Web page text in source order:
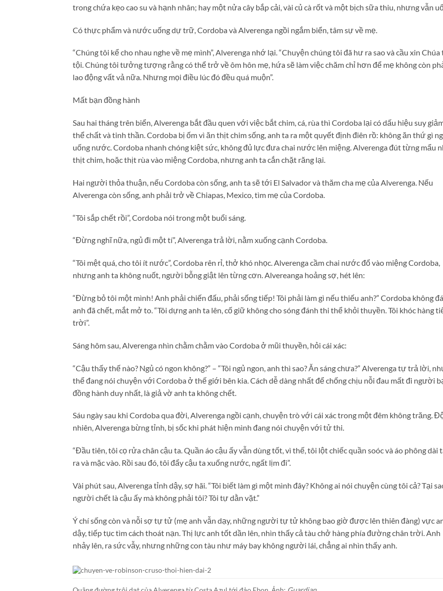
trong chứa kẹo cao su và hạnh nhân; hay một nửa cây bắp cải, vài củ cà rốt và một bịch sữa thiu, nhưng vẫn
Có thực phẩm và nước uống dự trữ, Cordoba và Alverenga ngồi ngắm biển, tâm sự về mẹ.
“Chúng tôi kể cho nhau nghe về mẹ mình”, Alverenga nhớ lại. “Chuyện chúng tôi đã hư ra sao và cầu xin Chúa
tội. Chúng tôi tưởng tượng rằng có thể trở về ôm hôn mẹ, hứa sẽ làm việc chăm chỉ hơn để mẹ không còn
lao động vất vả nữa. Nhưng mọi điều lúc đó đều quá muộn”.
Mất bạn đồng hành
Sau hai tháng trên biển, Alverenga bắt đầu quen với việc bắt chim, cá, rùa thì Cordoba lại có dấu hiệu suy
thể chất và tinh thần. Cordoba bị ốm vì ăn thịt chim sống, anh ta ra một quyết định điên rồ: không ăn thứ gì
uống nước. Cordoba nhanh chóng kiệt sức, không đủ lực đưa chai nước lên miệng. Alverenga đút từng mẩu
thịt chim, hoặc thịt rùa vào miệng Cordoba, nhưng anh ta cắn chặt răng lại.
Hai người thỏa thuận, nếu Cordoba còn sống, anh ta sẽ tới El Salvador và thăm cha mẹ của Alverenga. Nếu
Alverenga còn sống, anh phải trở về Chiapas, Mexico, tìm mẹ của Cordoba.
“Tôi sắp chết rồi”, Cordoba nói trong một buổi sáng.
“Đừng nghĩ nữa, ngủ đi một tí”, Alverenga trả lời, nằm xuống cạnh Cordoba.
“Tôi mệt quá, cho tôi ít nước”, Cordoba rên rỉ, thở khó nhọc. Alverenga cầm chai nước đổ vào miệng Cordoba,
nhưng anh ta không nuốt, người bỗng giật lên từng cơn. Alvereanga hoảng sợ, hét lên:
“Đừng bỏ tôi một mình! Anh phải chiến đấu, phải sống tiếp! Tôi phải làm gì nếu thiếu anh?” Cordoba không
anh đã chết, mắt mở to. “Tôi dựng anh ta lên, cố giữ không cho sóng đánh thi thể khỏi thuyền. Tôi khóc hàng
trời”.
Sáng hôm sau, Alverenga nhìn chằm chằm vào Cordoba ở mũi thuyền, hỏi cái xác:
“Cậu thấy thế nào? Ngủ có ngon không?” – “Tôi ngủ ngon, anh thì sao? Ăn sáng chưa?” Alverenga tự trả lời,
thể đang nói chuyện với Cordoba ở thế giới bên kia. Cách dễ dàng nhất để chống chịu nỗi đau mất đi người
đồng hành duy nhất, là giả vờ anh ta không chết.
Sáu ngày sau khi Cordoba qua đời, Alverenga ngồi cạnh, chuyện trò với cái xác trong một đêm không trăng.
nhiên, Alverenga bừng tỉnh, bị sốc khi phát hiện mình đang nói chuyện với tử thi.
“Đầu tiên, tôi cọ rửa chân cậu ta. Quần áo cậu ấy vẫn dùng tốt, vì thế, tôi lột chiếc quần soóc và áo phông dài
ra và mặc vào. Rồi sau đó, tôi đẩy cậu ta xuống nước, ngất lịm đi”.
Vài phút sau, Alverenga tỉnh dậy, sợ hãi. “Tôi biết làm gì một mình đây? Không ai nói chuyện cùng tôi cả? Tại
người chết là cậu ấy mà không phải tôi? Tôi tự dằn vặt.”
Ý chí sống còn và nỗi sợ tự tử (mẹ anh vẫn dạy, những người tự tử không bao giờ được lên thiên đàng) vực
dậy, tiếp tục tìm cách thoát nạn. Thị lực anh tốt dần lên, nhìn thấy cả tàu chở hàng phía đường chân trời. Anh
nhảy lên, ra sức vẫy, nhưng những con tàu như máy bay không người lái, chẳng ai nhìn thấy anh.